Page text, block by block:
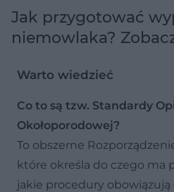
Jak przygotować
niemowlaka?
Warto wiedzieć
Co to są tzw. Standardy
Okołoporodowej?
To obszerne
które określa do czego ma
jakie procedury